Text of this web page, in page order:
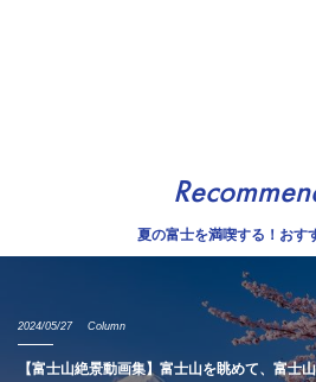
夏の富士を満喫する！おす
2024/05/27 Column
【富士山絶景動画集】富士山を眺めて、富士